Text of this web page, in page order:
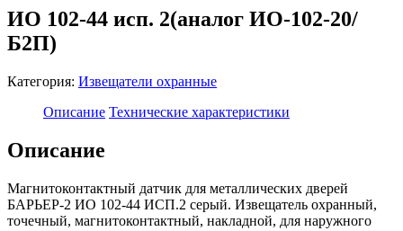
ИО 102-44 исп. 2(аналог ИО-102-20/
Б2П)
Категория: Извещатели охранные
Описание Технические характеристики
Описание
Магнитоконтактный датчик для металлических дверей
БАРЬЕР-2 ИО 102-44 ИСП.2 серый. Извещатель охранный,
точечный, магнитоконтактный, накладной, для наружного